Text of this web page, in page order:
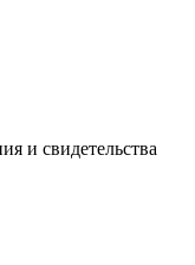
и свидетельства